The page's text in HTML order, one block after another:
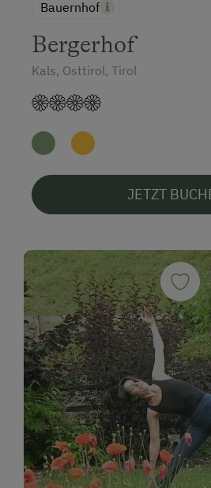
Bauernhof
Bergerhof
Kals, Osttirol, Tirol
JETZT